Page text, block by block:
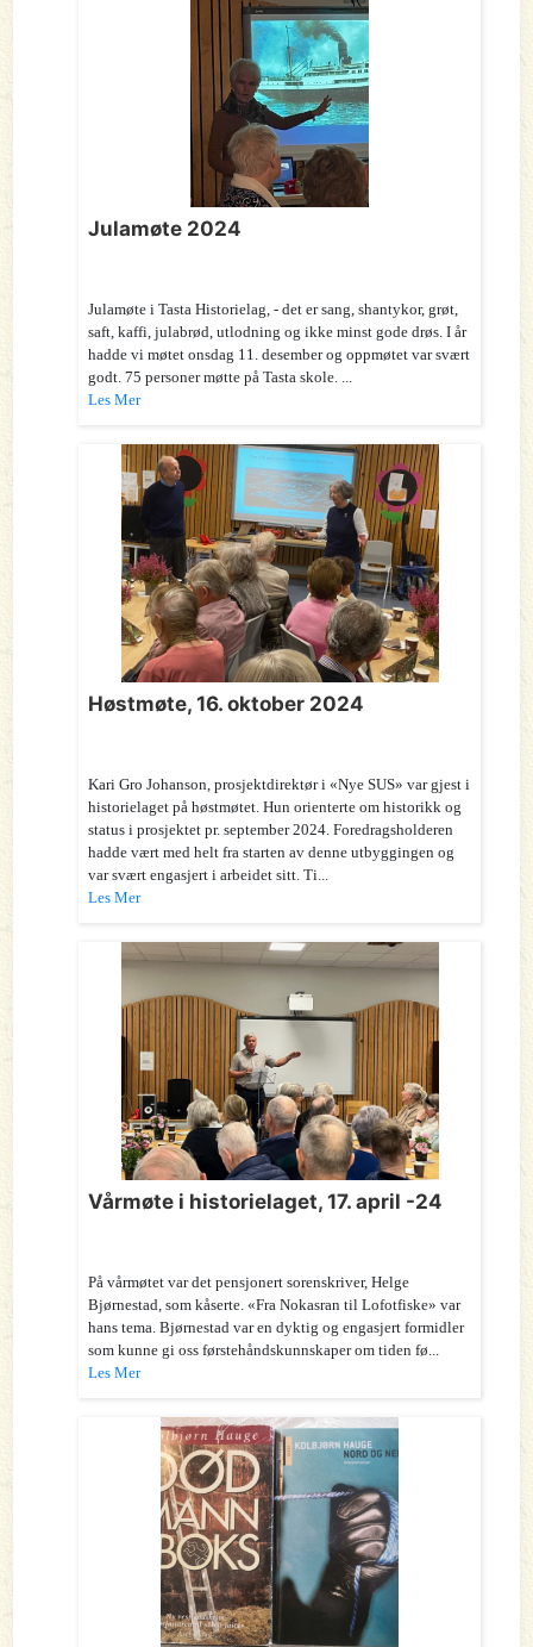
Julamøte 2024
Julamøte i Tasta Historielag, - det er sang, shantykor, grøt,
saft, kaffi, julabrød, utlodning og ikke minst gode drøs. I år
hadde vi møtet onsdag 11. desember og oppmøtet var svært
godt. 75 personer møtte på Tasta skole. ...
Les Mer
Høstmøte, 16. oktober 2024
Kari Gro Johanson, prosjektdirektør i «Nye SUS» var gjest i
historielaget på høstmøtet. Hun orienterte om historikk og
status i prosjektet pr. september 2024. Foredragsholderen
hadde vært med helt fra starten av denne utbyggingen og
var svært engasjert i arbeidet sitt. Ti...
Les Mer
Vårmøte i historielaget, 17. april -24
På vårmøtet var det pensjonert sorenskriver, Helge
Bjørnestad, som kåserte. «Fra Nokasran til Lofotfiske» var
hans tema. Bjørnestad var en dyktig og engasjert formidler
som kunne gi oss førstehåndskunnskaper om tiden fø...
Les Mer